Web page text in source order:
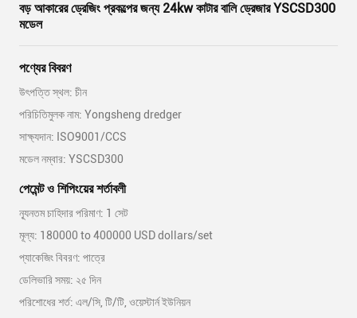
বড় আকারের ড্রেজিং প্রকল্পের জন্য 24kw কাটার বালি ড্রেজার YSCSD300
মডেল
পণ্যের বিবরণ
উৎপত্তি স্থল: চীন
পরিচিতিমুলক নাম: Yongsheng dredger
সাক্ষ্যদান: ISO9001/CCS
মডেল নম্বার: YSCSD300
পেমেন্ট ও শিপিংয়ের শর্তাবলী
ন্যূনতম চাহিদার পরিমাণ: 1 সেট
মূল্য: 180000 to 400000 USD dollars/set
প্যাকেজিং বিবরণ: পাত্রে
ডেলিভারি সময়: ২৫ দিন
পরিশোধের শর্ত: এল/সি, টি/টি, ওয়েস্টার্ন ইউনিয়ন